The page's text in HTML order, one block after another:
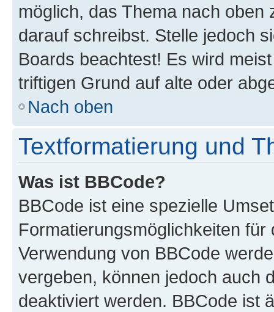
möglich, das Thema nach oben
darauf schreibst. Stelle jedoch
Boards beachtest! Es wird
triftigen Grund auf alte oder
Nach oben
Textformatierung und
Was ist BBCode?
BBCode ist eine spezielle
Formatierungsmöglichkeiten
Verwendung von BBCode
vergeben, können jedoch auch
deaktiviert werden. BBCode ist